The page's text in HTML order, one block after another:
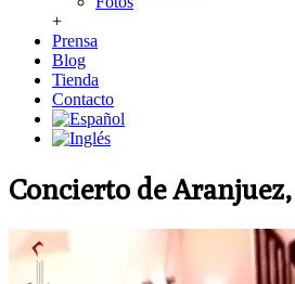
+
Prensa
Blog
Tienda
Contacto
Concierto de
Reproductor
de